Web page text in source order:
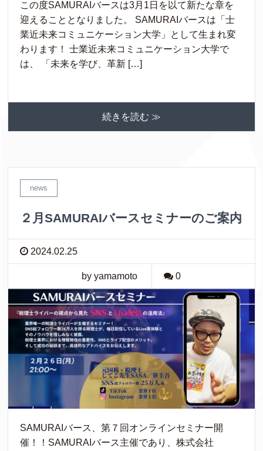
この度SAMURAIバースは3月1日を以て新たな章を
迎えることとなりました。 SAMURAIバースは「士
業近未来コミュニケーション大学」として生まれ変
わります！ 士業近未来コミュニケーション大学で
は、 「未来を学び、革新 […]
続きを読む ≫
news
２月SAMURAIバースセミナーのご案内
2024.02.25
by yamamoto 0
SAMURAIバース、第７回オンラインセミナー開
催！！SAMURAIバース主催であり、株式会社